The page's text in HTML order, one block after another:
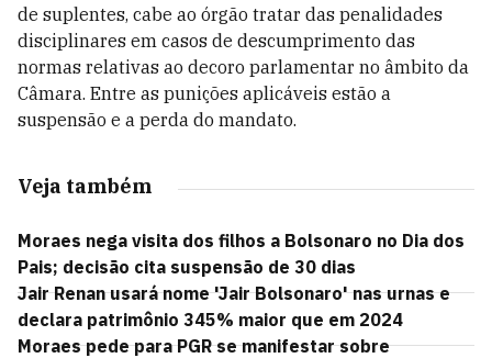
de suplentes, cabe ao órgão tratar das penalidades
disciplinares em casos de descumprimento das
normas relativas ao decoro parlamentar no âmbito da
Câmara. Entre as punições aplicáveis estão a
suspensão e a perda do mandato.
Veja também
Moraes nega visita dos filhos a Bolsonaro no Dia dos
Pais; decisão cita suspensão de 30 dias
Jair Renan usará nome 'Jair Bolsonaro' nas urnas e
declara patrimônio 345% maior que em 2024
Moraes pede para PGR se manifestar sobre